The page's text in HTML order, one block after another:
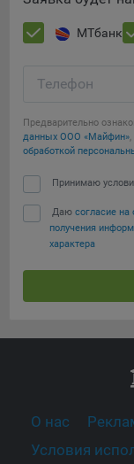
МТбанк
Телефон
Предварительно
данных ООО «Майфин»
обработкой
Принимаю
Даю согласие на
получения
характера
О нас
Условия